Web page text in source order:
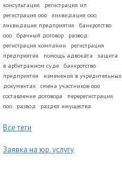
консультация
регистрация ип
регистрация ооо
ликвидация ооо
ликвидация предприятия
банкротство
ооо
брачный договор
развод.
регистрация компании
регистрация
предприятия
помощь адвоката
защита
в арбитражном суде
банкротство
предприятия
изменения в учредительных
документах
смена участников ооо
составление договора
перерегистрация
ооо
развод раздел имущества
Все теги
Заявка на юр. услугу